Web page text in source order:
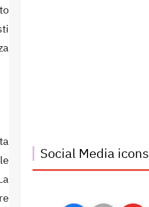
Social Media icons